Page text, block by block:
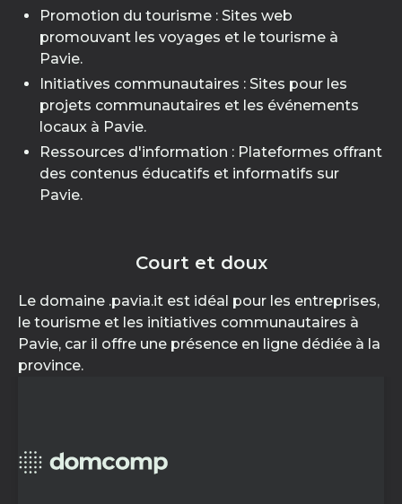
Promotion du tourisme : Sites web
promouvant les voyages et le tourisme à
Pavie.
Initiatives communautaires : Sites pour les
projets communautaires et les événements
locaux à Pavie.
Ressources d'information : Plateformes offrant
des contenus éducatifs et informatifs sur
Pavie.
Court et doux
Le domaine .pavia.it est idéal pour les entreprises,
le tourisme et les initiatives communautaires à
Pavie, car il offre une présence en ligne dédiée à la
province.